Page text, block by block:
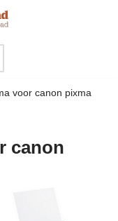
voor canon pixma
canon